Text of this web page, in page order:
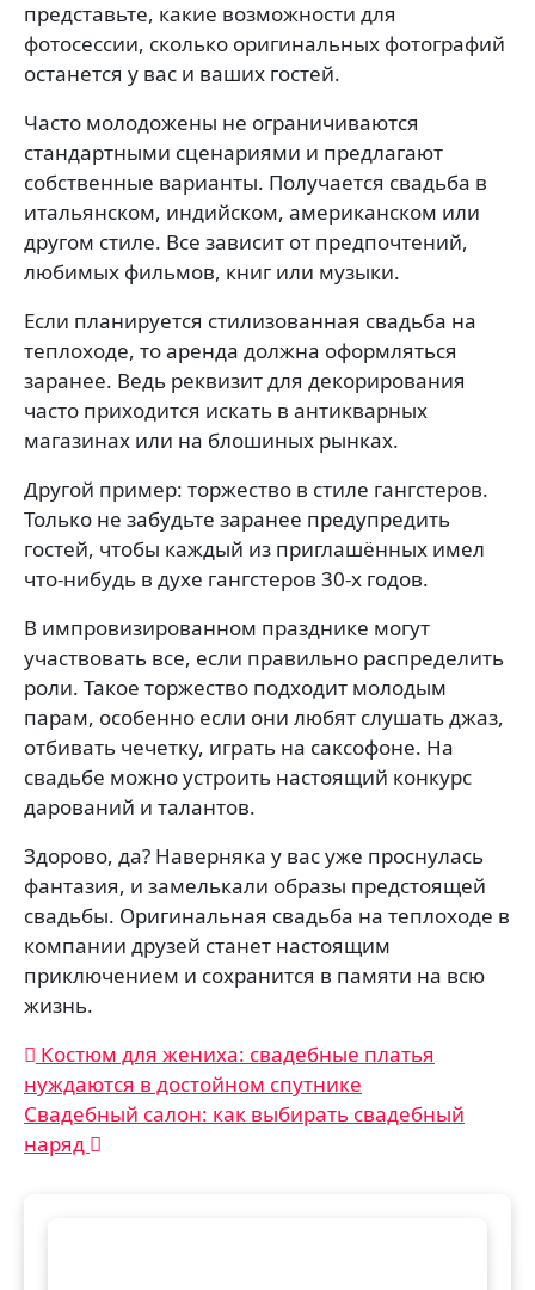
представьте, какие возможности для
фотосессии, сколько оригинальных фотографий
останется у вас и ваших гостей.
Часто молодожены не ограничиваются
стандартными сценариями и предлагают
собственные варианты. Получается свадьба в
итальянском, индийском, американском или
другом стиле. Все зависит от предпочтений,
любимых фильмов, книг или музыки.
Если планируется стилизованная свадьба на
теплоходе, то аренда должна оформляться
заранее. Ведь реквизит для декорирования
часто приходится искать в антикварных
магазинах или на блошиных рынках.
Другой пример: торжество в стиле гангстеров.
Только не забудьте заранее предупредить
гостей, чтобы каждый из приглашённых имел
что-нибудь в духе гангстеров 30-х годов.
В импровизированном празднике могут
участвовать все, если правильно распределить
роли. Такое торжество подходит молодым
парам, особенно если они любят слушать джаз,
отбивать чечетку, играть на саксофоне. На
свадьбе можно устроить настоящий конкурс
дарований и талантов.
Здорово, да? Наверняка у вас уже проснулась
фантазия, и замелькали образы предстоящей
свадьбы. Оригинальная свадьба на теплоходе в
компании друзей станет настоящим
приключением и сохранится в памяти на всю
жизнь.
Навигация
по
записям
Костюм для жениха: свадебные платья
нуждаются в достойном спутнике
Свадебный салон: как выбирать свадебный
наряд